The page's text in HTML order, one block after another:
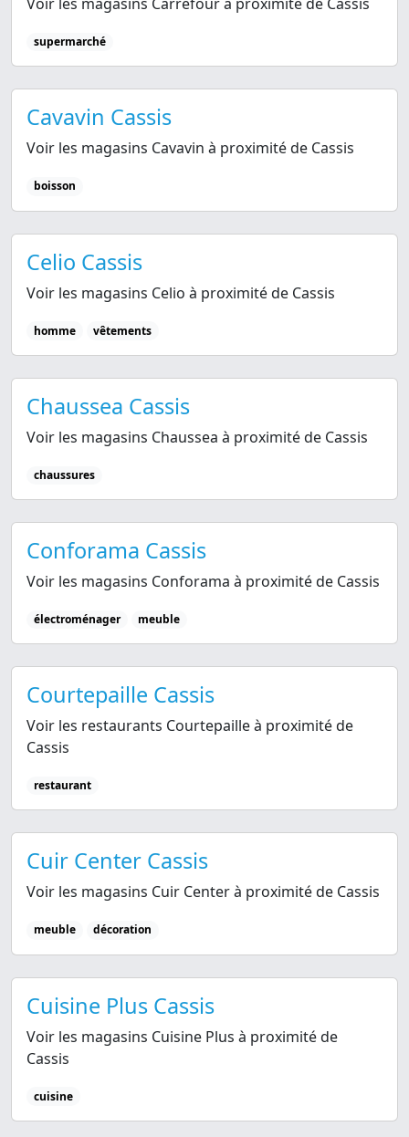
supermarché
Cavavin Cassis
Voir les magasins Cavavin à proximité de Cassis
boisson
Celio Cassis
Voir les magasins Celio à proximité de Cassis
homme vêtements
Chaussea Cassis
Voir les magasins Chaussea à proximité de Cassis
chaussures
Conforama Cassis
Voir les magasins Conforama à proximité de Cassis
électroménager meuble
Courtepaille Cassis
Voir les restaurants Courtepaille à proximité de
Cassis
restaurant
Cuir Center Cassis
Voir les magasins Cuir Center à proximité de Cassis
meuble décoration
Cuisine Plus Cassis
Voir les magasins Cuisine Plus à proximité de
Cassis
cuisine